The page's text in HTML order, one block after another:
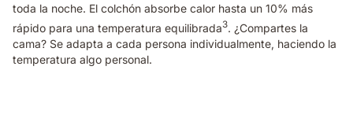
toda la noche. El colchón absorbe calor hasta un 10% más
rápido para una temperatura equilibrada3. ¿Compartes la
cama? Se adapta a cada persona individualmente, haciendo la
temperatura algo personal.